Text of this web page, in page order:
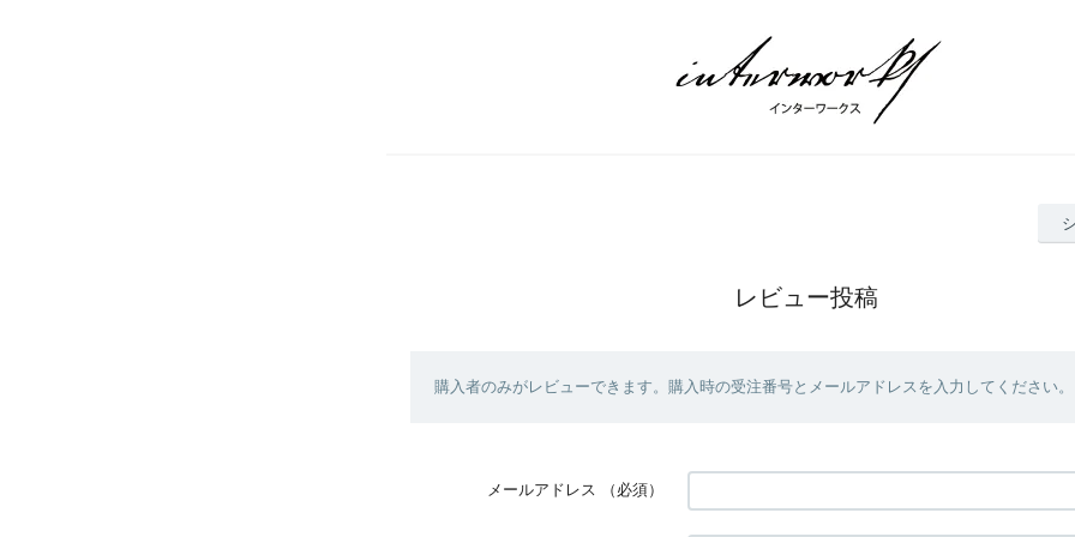
レビュー投稿
購入者のみがレビューできます。購入時の受注番号とメールアドレスを入力してください。
メールアドレス （必須）